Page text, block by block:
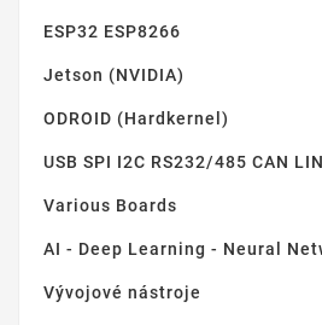
ESP32 ESP8266
Jetson (NVIDIA)
ODROID (Hardkernel)
USB SPI I2C RS232/485 CAN LIN
Various Boards
AI - Deep Learning - Neural
Vývojové nástroje